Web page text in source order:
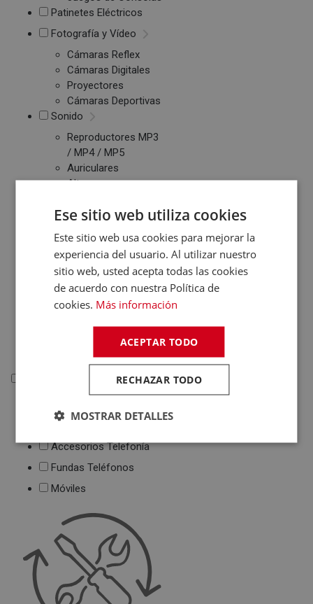
Patinetes Eléctricos
Fotografía y Vídeo
Cámaras Reflex
Cámaras Digitales
Proyectores
Cámaras Deportivas
Sonido
Reproductores MP3
/ MP4 / MP5
Auriculares
Altavoces
Despertadores
Altavoces
Inalambricos
Equipos de Música
Relojes y Pulseras
Telefonía
Teléfonos Fijos
Accesorios Telefonía
Fundas Teléfonos
Móviles
Ese sitio web utiliza cookies
Este sitio web usa cookies para mejorar la
experiencia del usuario. Al utilizar nuestro
sitio web, usted acepta todas las cookies
de acuerdo con nuestra Política de
cookies. Más información
ACEPTAR TODO
RECHAZAR TODO
MOSTRAR DETALLES